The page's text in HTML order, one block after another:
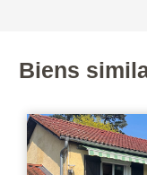
Biens